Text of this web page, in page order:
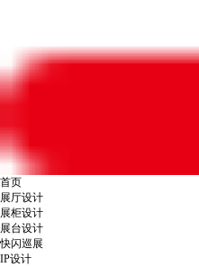
首页
展厅设计
展柜设计
展台设计
快闪巡展
IP设计